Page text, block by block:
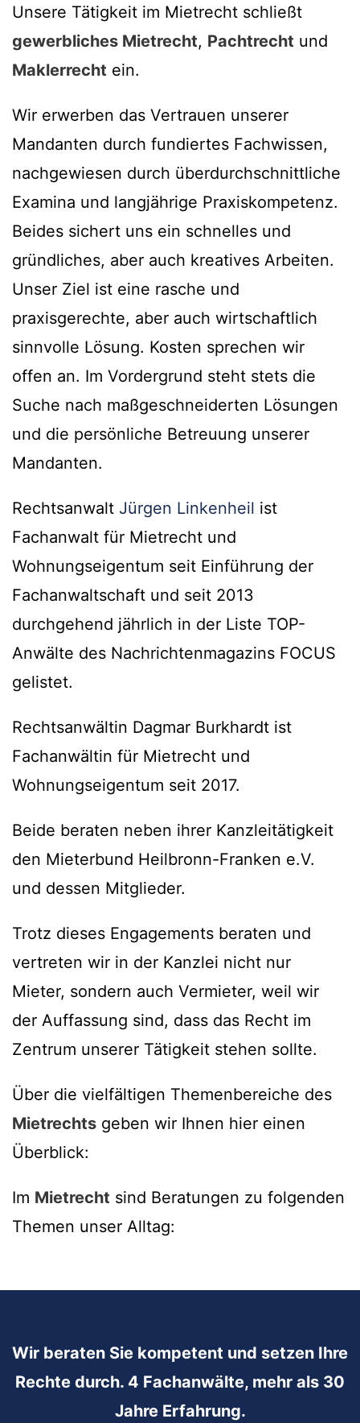
Unsere Tätigkeit im Mietrecht schließt
gewerbliches Mietrecht, Pachtrecht und
Maklerrecht ein.
Wir erwerben das Vertrauen unserer
Mandanten durch fundiertes Fachwissen,
nachgewiesen durch überdurchschnittliche
Examina und langjährige Praxiskompetenz.
Beides sichert uns ein schnelles und
gründliches, aber auch kreatives Arbeiten.
Unser Ziel ist eine rasche und
praxisgerechte, aber auch wirtschaftlich
sinnvolle Lösung. Kosten sprechen wir
offen an. Im Vordergrund steht stets die
Suche nach maßgeschneiderten Lösungen
und die persönliche Betreuung unserer
Mandanten.
Rechtsanwalt Jürgen Linkenheil ist
Fachanwalt für Mietrecht und
Wohnungseigentum seit Einführung der
Fachanwaltschaft und seit 2013
durchgehend jährlich in der Liste TOP-
Anwälte des Nachrichtenmagazins FOCUS
gelistet.
Rechtsanwältin Dagmar Burkhardt ist
Fachanwältin für Mietrecht und
Wohnungseigentum seit 2017.
Beide beraten neben ihrer Kanzleitätigkeit
den Mieterbund Heilbronn-Franken e.V.
und dessen Mitglieder.
Trotz dieses Engagements beraten und
vertreten wir in der Kanzlei nicht nur
Mieter, sondern auch Vermieter, weil wir
der Auffassung sind, dass das Recht im
Zentrum unserer Tätigkeit stehen sollte.
Über die vielfältigen Themenbereiche des
Mietrechts geben wir Ihnen hier einen
Überblick:
Im Mietrecht sind Beratungen zu folgenden
Themen unser Alltag:
Wir beraten Sie kompetent und setzen Ihre
Rechte durch. 4 Fachanwälte, mehr als 30
Jahre Erfahrung.